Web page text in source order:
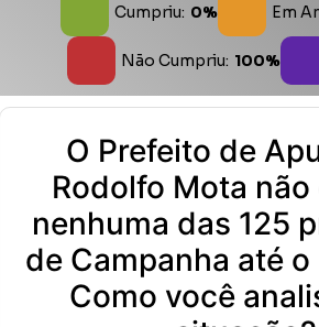
Cumpriu: 0% Em
Não Cumpriu: 100%
O Prefeito de
Rodolfo Mota
nenhuma das 125
de Campanha até
Como você